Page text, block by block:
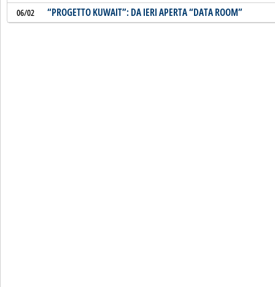
06/02 “PROGETTO KUWAIT”: DA IERI APERTA “DATA ROOM”